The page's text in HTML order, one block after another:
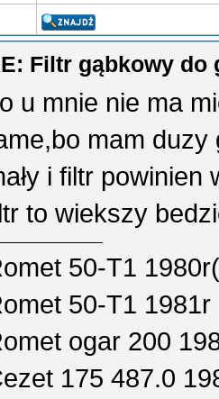
Filtr gąbkowy do
u mnie nie ma
mam
i filtr
to wiekszy
50-T1
50-T1
ogar 200
175 487.0